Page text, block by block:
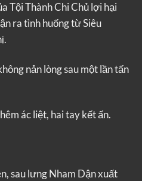
Tội Thành Chi Chủ lợi hại
ra tình huống từ Siêu
nản lòng sau một lần tấn
ác liệt, hai tay kết ấn.
sau lưng Nham Dận xuất